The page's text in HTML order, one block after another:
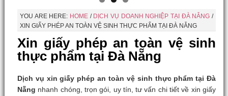
YOU ARE HERE: HOME / DỊCH VỤ DOANH NGHIỆP TẠI ĐÀ NẴNG /
XIN GIẤY PHÉP AN TOÀN VỆ SINH THỰC PHẨM TẠI ĐÀ NẴNG
Xin giấy phép an toàn vệ sinh
thực phẩm tại Đà Nẵng
Dịch vụ xin giấy phép an toàn vệ sinh thực phẩm tại Đà
Nẵng nhanh chóng, trọn gói, uy tín, tư vấn chi tiết về xin giấy